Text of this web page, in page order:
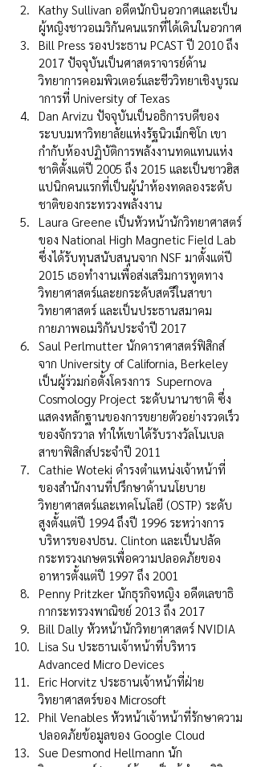
Kathy Sullivan อดีตนักบินอวกาศและเป็น
ผู้หญิงชาวอเมริกันคนแรกที่ได้เดินในอวกาศ
Bill Press รองประธาน PCAST ปี 2010 ถึง
2017 ปัจจุบันเป็นศาสตราจารย์ด้าน
วิทยาการคอมพิวเตอร์และชีววิทยาเชิงบูรณ
าการที่ University of Texas
Dan Arvizu ปัจจุบันเป็นอธิการบดีของ
ระบบมหาวิทยาลัยแห่งรัฐนิวเม็กซิโก เขา
กำกับห้องปฏิบัติการพลังงานทดแทนแห่ง
ชาติตั้งแต่ปี 2005 ถึง 2015 และเป็นชาวฮิส
แปนิกคนแรกที่เป็นผู้นำห้องทดลองระดับ
ชาติของกระทรวงพลังงาน
Laura Greene เป็นหัวหน้านักวิทยาศาสตร์
ของ National High Magnetic Field Lab
ซึ่งได้รับทุนสนับสนุนจาก NSF มาตั้งแต่ปี
2015 เธอทำงานเพื่อส่งเสริมการทูตทาง
วิทยาศาสตร์และยกระดับสตรีในสาขา
วิทยาศาสตร์ และเป็นประธานสมาคม
กายภาพอเมริกันประจำปี 2017
Saul Perlmutter นักดาราศาสตร์ฟิสิกส์
จาก University of California, Berkeley
เป็นผู้ร่วมก่อตั้งโครงการ  Supernova
Cosmology Project ระดับนานาชาติ ซึ่ง
แสดงหลักฐานของการขยายตัวอย่างรวดเร็ว
ของจักรวาล ทำให้เขาได้รับรางวัลโนเบล
สาขาฟิสิกส์ประจำปี 2011
Cathie Woteki ดำรงตำแหน่งเจ้าหน้าที่
ของสำนักงานที่ปรึกษาด้านนโยบาย
วิทยาศาสตร์และเทคโนโลยี (OSTP) ระดับ
สูงตั้งแต่ปี 1994 ถึงปี 1996 ระหว่างการ
บริหารของปธน. Clinton และเป็นปลัด
กระทรวงเกษตรเพื่อความปลอดภัยของ
อาหารตั้งแต่ปี 1997 ถึง 2001
Penny Pritzker นักธุรกิจหญิง อดีตเลขาธิ
กากระทรวงพาณิชย์ 2013 ถึง 2017
Bill Dally หัวหน้านักวิทยาศาสตร์ NVIDIA
Lisa Su ประธานเจ้าหน้าที่บริหาร
Advanced Micro Devices
Eric Horvitz ประธานเจ้าหน้าที่ฝ่าย
วิทยาศาสตร์ของ Microsoft
Phil Venables หัวหน้าเจ้าหน้าที่รักษาความ
ปลอดภัยข้อมูลของ Google Cloud
Sue Desmond Hellmann นัก